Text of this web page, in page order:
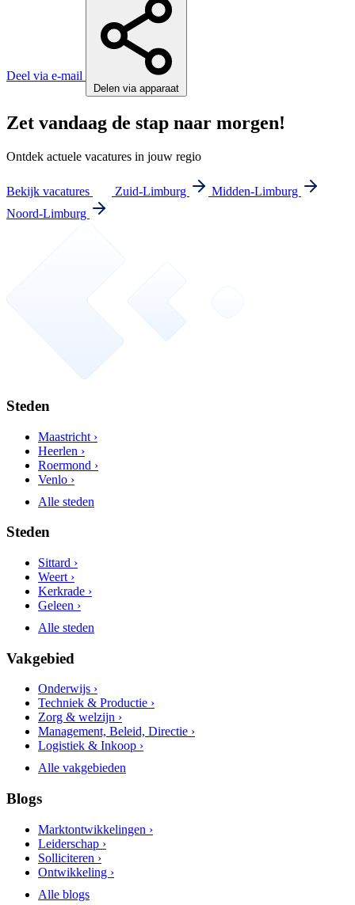
Deel via e-mail
Delen via apparaat
Zet vandaag de stap naar morgen!
Ontdek actuele vacatures in jouw regio
Bekijk vacatures Zuid-Limburg
Midden-Limburg
Noord-Limburg
Steden
Maastricht ›
Heerlen ›
Roermond ›
Venlo ›
Alle steden
Steden
Sittard ›
Weert ›
Kerkrade ›
Geleen ›
Alle steden
Vakgebied
Onderwijs ›
Techniek & Productie ›
Zorg & welzijn ›
Management, Beleid, Directie ›
Logistiek & Inkoop ›
Alle vakgebieden
Blogs
Marktontwikkelingen ›
Leiderschap ›
Solliciteren ›
Ontwikkeling ›
Alle blogs